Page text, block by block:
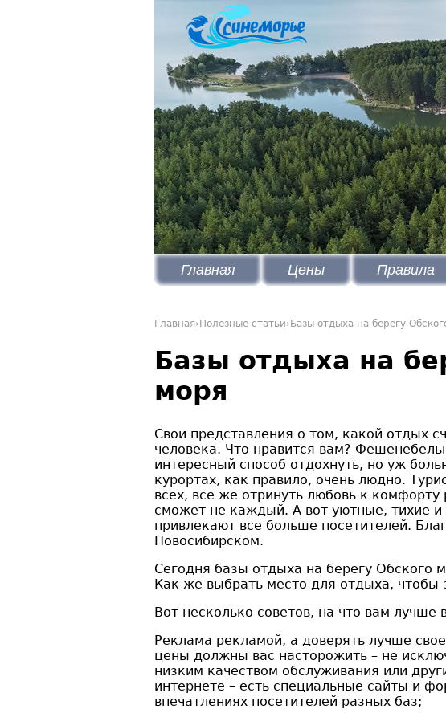
Главная Цены Правила
Главная› Полезные статьи› Базы отдыха на берегу
Базы отдыха на
моря
Свои представления о том, какой отдых
человека. Что нравится вам?
интересный способ отдохнуть, но уж
курортах, как правило, очень людно.
всех, все же отринуть любовь к
сможет не каждый. А вот уютные, тихие
привлекают все больше посетителей.
Новосибирском.
Сегодня базы отдыха на берегу Обского
Как же выбрать место для отдыха, чтобы
Вот несколько советов, на что вам лучше
Реклама рекламой, а доверять лучше
цены должны вас насторожить – не
низким качеством обслуживания или
интернете – есть специальные сайты и
впечатлениях посетителей разных баз;